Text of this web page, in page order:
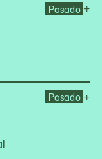
Pasado +
Pasado +